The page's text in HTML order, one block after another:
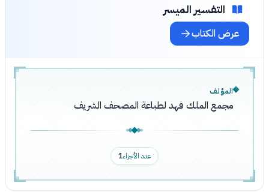
التفسير الميسر
عرض الكتاب
المؤلف
مجمع الملك فهد لطباعة المصحف الشريف
عدد الأجزاء1